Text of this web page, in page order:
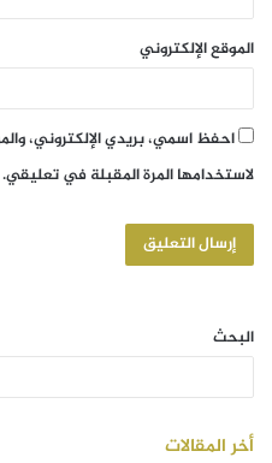
الموقع الإلكتروني
احفظ اسمي، بريدي الإلكتروني،
لاستخدامها المرة المقبلة في تعليقي.
البحث
أخر المقالات